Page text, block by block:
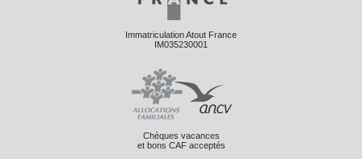
Immatriculation Atout France
IM035230001
Chèques vacances
et bons CAF acceptés